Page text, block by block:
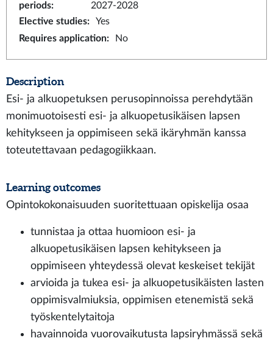
periods:
2027-2028
Elective studies:
Yes
Requires application: No
Description
Esi- ja alkuopetuksen perusopinnoissa perehdytään
monimuotoisesti esi- ja alkuopetusikäisen lapsen
kehitykseen ja oppimiseen sekä ikäryhmän kanssa
toteutettavaan pedagogiikkaan.
Learning outcomes
Opintokokonaisuuden suoritettuaan opiskelija osaa
tunnistaa ja ottaa huomioon esi- ja
alkuopetusikäisen lapsen kehitykseen ja
oppimiseen yhteydessä olevat keskeiset tekijät
arvioida ja tukea esi- ja alkuopetusikäisten lasten
oppimisvalmiuksia, oppimisen etenemistä sekä
työskentelytaitoja
havainnoida vuorovaikutusta lapsiryhmässä sekä